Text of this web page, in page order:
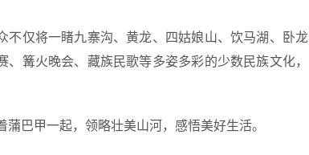
不仅将一睹九寨沟、黄龙、四姑娘山、饮马湖、卧龙
篝火晚会、藏族民歌等多姿多彩的少数民族文化，
巴甲一起，领略壮美山河，感悟美好生活。